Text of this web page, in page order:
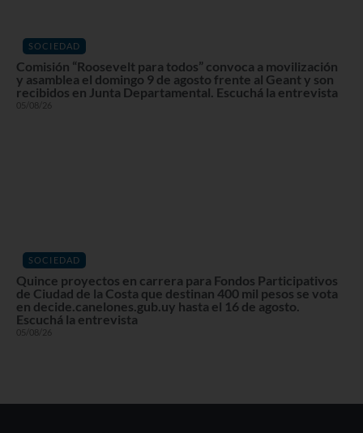
SOCIEDAD
Comisión “Roosevelt para todos” convoca a movilización
y asamblea el domingo 9 de agosto frente al Geant y son
recibidos en Junta Departamental. Escuchá la entrevista
05/08/26
SOCIEDAD
Quince proyectos en carrera para Fondos Participativos
de Ciudad de la Costa que destinan 400 mil pesos se vota
en decide.canelones.gub.uy hasta el 16 de agosto.
Escuchá la entrevista
05/08/26